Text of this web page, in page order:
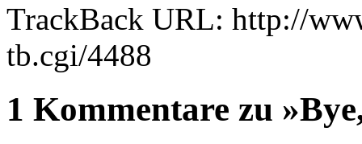
TrackBack URL: http://
tb.cgi/4488
1 Kommentare zu